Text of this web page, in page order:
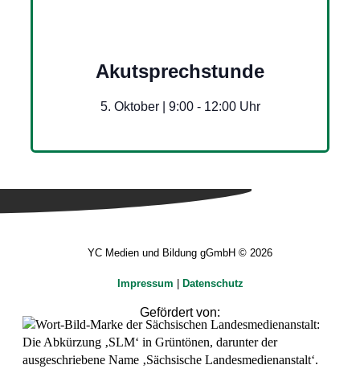
Akutsprechstunde
5. Oktober | 9:00- 12:00
YC Medien und Bildung gGmbH © 2026
Impressum Datenschutz
Gefördert von: